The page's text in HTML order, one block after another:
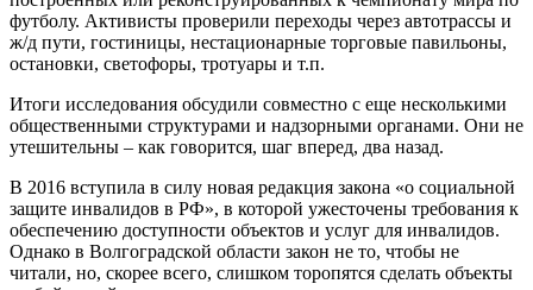
футболу. Активисты проверили переходы через автотрассы и
ж/д пути, гостиницы, нестационарные торговые павильоны,
остановки, светофоры, тротуары и т.п.
Итоги исследования обсудили совместно с еще несколькими
общественными структурами и надзорными органами. Они не
утешительны – как говорится, шаг вперед, два назад.
В 2016 вступила в силу новая редакция закона «о социальной
защите инвалидов в РФ», в которой ужесточены требования к
обеспечению доступности объектов и услуг для инвалидов.
Однако в Волгоградской области закон не то, чтобы не
читали, но, скорее всего, слишком торопятся сделать объекты